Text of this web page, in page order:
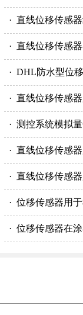
· 直线位移传感
· 直线位移传感
· DHL防水型位
· 直线位移传感
· 测控系统模拟
· 直线位移传感
· 直线位移传感
· 位移传感器用
· 位移传感器在